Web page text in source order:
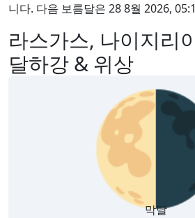
라스가스, 나이지리
달하강 & 위상
니다. 다음 보름달은 28 8월 2026,
막달